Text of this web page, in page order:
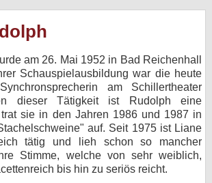
am 26. Mai 1952 in Bad Reichenhall
Schauspielausbildung war die heute
am Schillertheater
dieser Tätigkeit ist Rudolph eine
trat sie in den Jahren 1986 und 1987 in
auf. Seit 1975 ist Liane
tätig und lieh schon so mancher
Stimme, welche von sehr weiblich,
bis hin zu seriös reicht.
KULTUR
Specials
SERVICE
Gewinnspiele
Forum